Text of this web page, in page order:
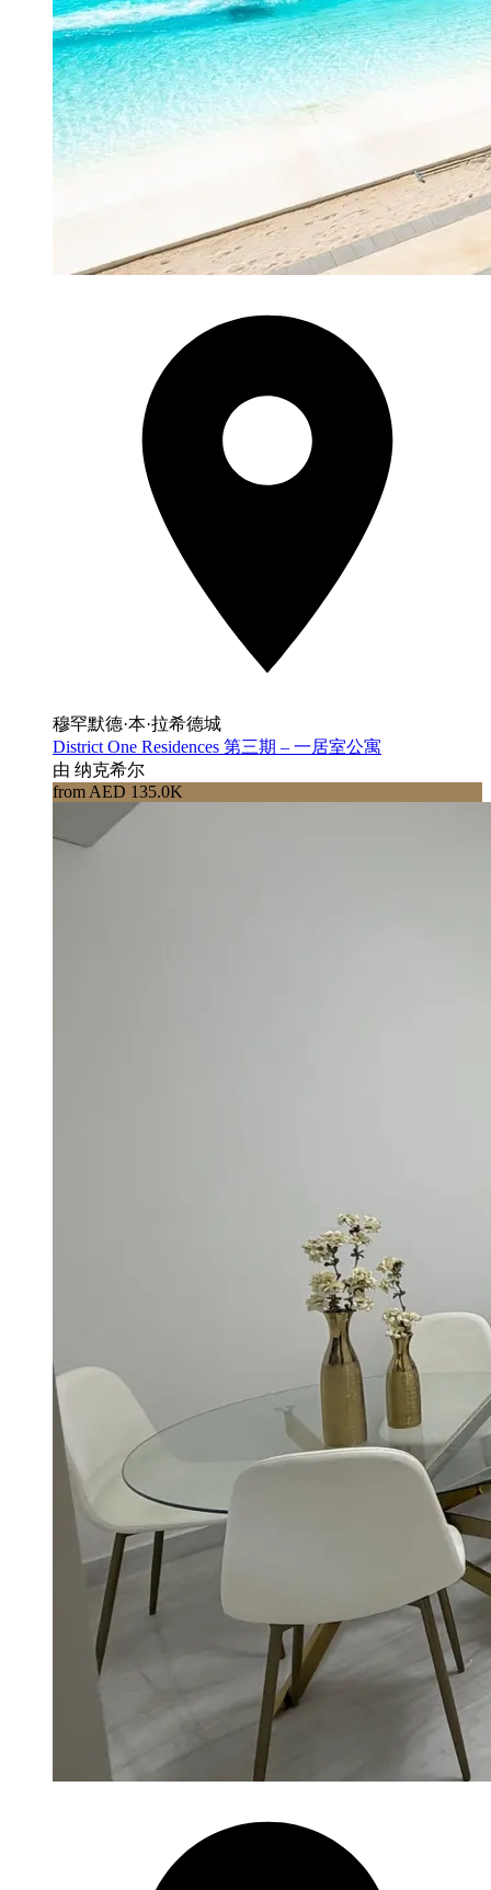
穆罕默德·本·拉希德城
District One Residences 第三期 – 一居室公寓
由 纳克希尔
from AED 135.0K